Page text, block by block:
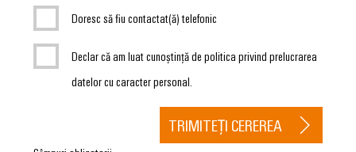
Doresc să fiu contactat(ă) telefonic
Declar că am luat cunoștință de politica privind prelucrarea
datelor cu caracter personal.
TRIMITEȚI CEREREA